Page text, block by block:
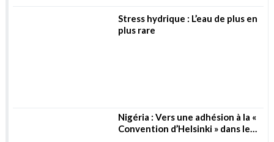
Stress hydrique : L’eau de plus en
plus rare
Nigéria : Vers une adhésion à la «
Convention d’Helsinki » dans le